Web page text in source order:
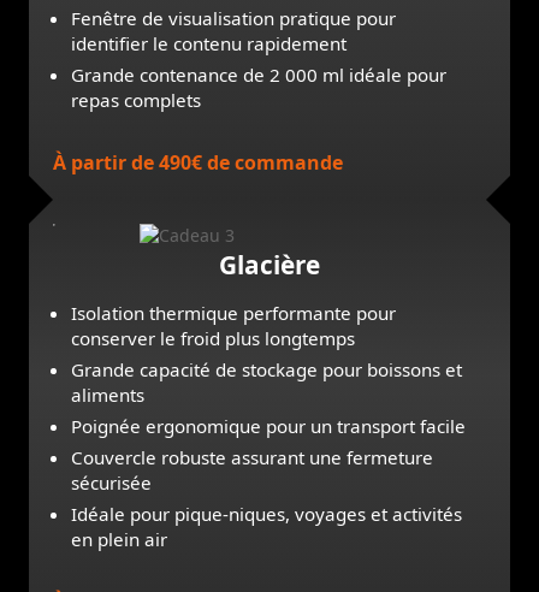
Fenêtre de visualisation pratique pour
identifier le contenu rapidement
Grande contenance de 2 000 ml idéale pour
repas complets
À partir de 490€ de commande
Glacière
Isolation thermique performante pour
conserver le froid plus longtemps
Grande capacité de stockage pour boissons et
aliments
Poignée ergonomique pour un transport facile
Couvercle robuste assurant une fermeture
sécurisée
Idéale pour pique-niques, voyages et activités
en plein air